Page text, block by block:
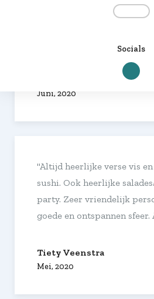
Socials
Juni, 2020
"Altijd heerlijke verse vis
sushi. Ook heerlijke
party. Zeer vriendelijk
goede en ontspannen sfeer.
Tiety Veenstra
Mei, 2020